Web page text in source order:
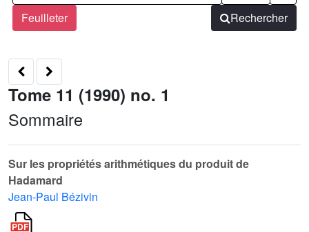
Feuilleter
Rechercher
Tome 11 (1990) no. 1
Sommaire
Sur les propriétés arithmétiques du produit de
Hadamard
Jean-Paul Bézivin